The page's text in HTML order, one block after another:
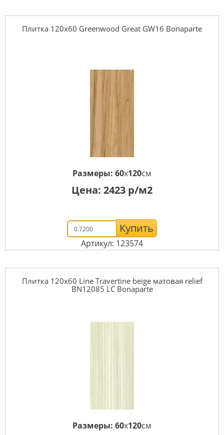
Плитка 120x60 Greenwood Great GW16 Bonaparte
Размеры: 60x120см
Цена: 2423 р/м2
Купить
Артикул: 123574
Плитка 120x60 Line Travertine beige матовая relief
BN12085 LC Bonaparte
Размеры: 60x120см